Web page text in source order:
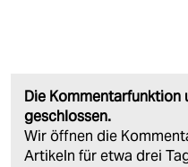
Die
geschlossen.
Wir öffnen die
Artikeln für etwa drei